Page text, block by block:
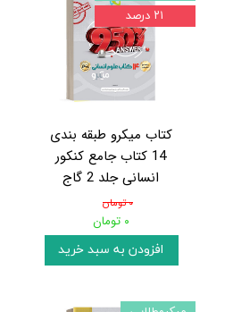
کتاب میکرو طبقه بندی
14 کتاب جامع کنکور
انسانی جلد 2 گاج
۰ تومان
۰ تومان
افزودن به سبد خرید
۲۱ درصد